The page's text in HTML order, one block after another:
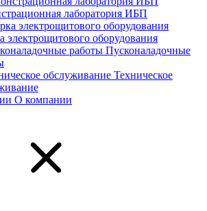
лаборатория ИБП
электрощитового оборудования
Пусконаладочные
Техническое
О компании